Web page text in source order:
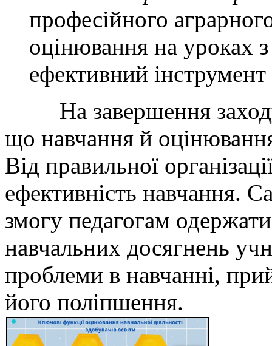
професійного
оцінювання на уроках
ефективний
На завершення заходу
що навчання й
Від правильної
ефективність навчання.
змогу педагогам
навчальних досягнень
проблеми в навчанні,
його поліпшення.